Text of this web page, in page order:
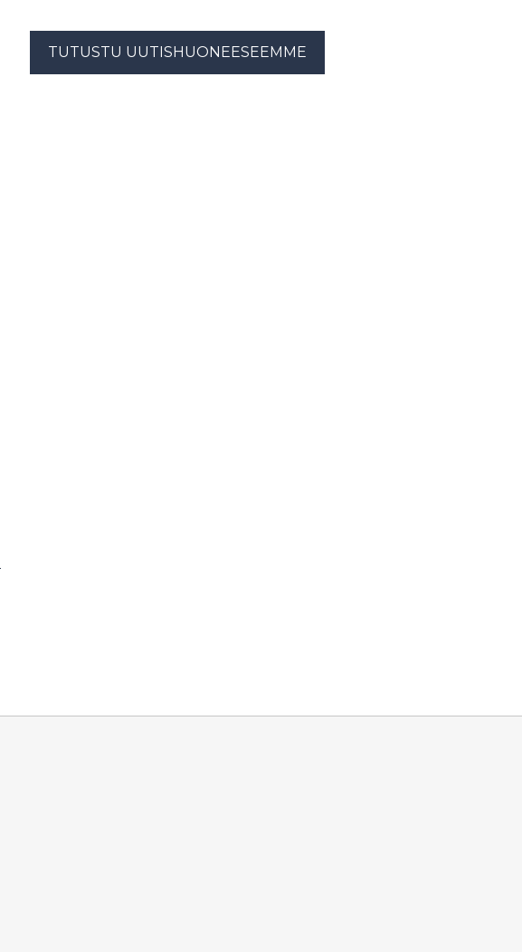
TUTUSTU UUTISHUONEESEEMME